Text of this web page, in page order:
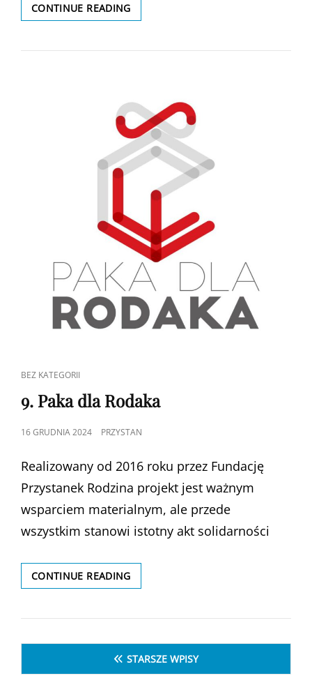
CONTINUE READINGWARSZTATY
,,SZKOŁA
RODZICÓW
CAT
LINKS
BEZ KATEGORII
9. Paka dla Rodaka
POSTED
16 GRUDNIA 2024 PRZYSTAN
Realizowany od 2016 roku przez Fundację
Przystanek Rodzina projekt jest ważnym
wsparciem materialnym, ale przede
wszystkim stanowi istotny akt solidarności
CONTINUE READING9.
PAKA
RODAKA
STARSZE WPISY